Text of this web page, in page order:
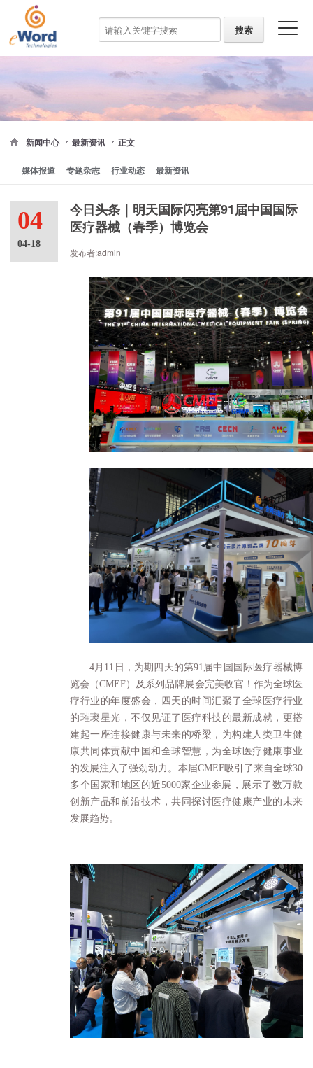
新闻中心 最新资讯 正文
媒体报道 专题杂志 行业动态 最新资讯
04
04-18
今日头条｜明天国际闪亮第91届中国国际
医疗器械（春季）博览会
发布者:admin
4月11日，为期四天的第91届中国国际医疗器械博
览会（CMEF）及系列品牌展会完美收官！作为全球医
疗行业的年度盛会，四天的时间汇聚了全球医疗行业
的璀璨星光，不仅见证了医疗科技的最新成就，更搭
建起一座连接健康与未来的桥梁，为构建人类卫生健
康共同体贡献中国和全球智慧，为全球医疗健康事业
的发展注入了强劲动力。本届CMEF吸引了来自全球30
多个国家和地区的近5000家企业参展，展示了数万款
创新产品和前沿技术，共同探讨医疗健康产业的未来
发展趋势。